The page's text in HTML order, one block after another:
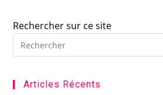
Rechercher sur ce site
Articles Récents